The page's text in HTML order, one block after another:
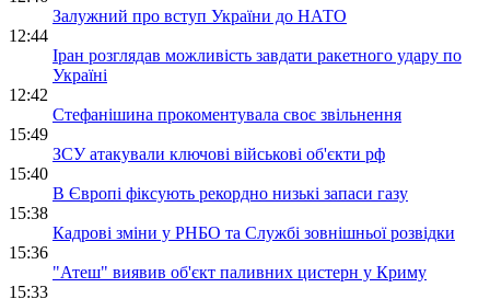
Залужний про вступ України до НАТО
12:44
Іран розглядав можливість завдати ракетного удару по
Україні
12:42
Стефанішина прокоментувала своє звільнення
15:49
ЗСУ атакували ключові військові об'єкти рф
15:40
В Європі фіксують рекордно низькі запаси газу
15:38
Кадрові зміни у РНБО та Службі зовнішньої розвідки
15:36
"Атеш" виявив об'єкт паливних цистерн у Криму
15:33